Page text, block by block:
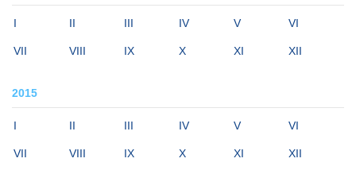
I II III IV V VI
VII VIII IX X XI XII
2015
I II III IV V VI
VII VIII IX X XI XII